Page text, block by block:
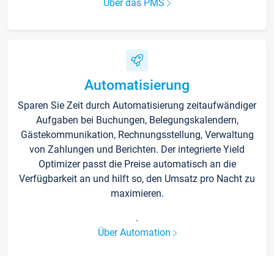
Über das PMS
Automatisierung
Sparen Sie Zeit durch Automatisierung zeitaufwändiger
Aufgaben bei Buchungen, Belegungskalendern,
Gästekommunikation, Rechnungsstellung, Verwaltung
von Zahlungen und Berichten. Der integrierte Yield
Optimizer passt die Preise automatisch an die
Verfügbarkeit an und hilft so, den Umsatz pro Nacht zu
maximieren.
.
Über Automation